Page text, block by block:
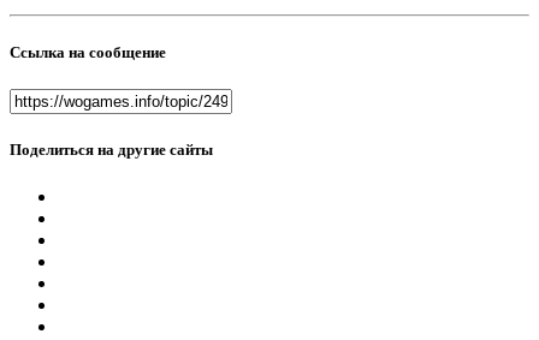
Ссылка на сообщение
Поделиться на другие сайты